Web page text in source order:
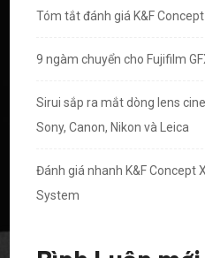
Tóm tắt đánh giá K&F
9 ngàm chuyển cho Fujifilm
Sirui sắp ra mắt dòng lens
Sony, Canon, Nikon và Leica
Đánh giá nhanh K&F Concept
System